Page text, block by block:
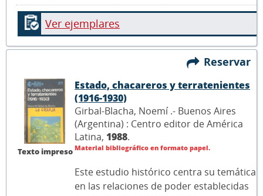
Ver ejemplares
Reservar
Texto impreso
Estado, chacareros y terratenientes
(1916-1930)
Girbal-Blacha, Noemí .- Buenos Aires
(Argentina) : Centro editor de América
Latina, 1988.
Material bibliográfico en formato papel.
Este estudio histórico centra su temática
en las relaciones de poder establecidas